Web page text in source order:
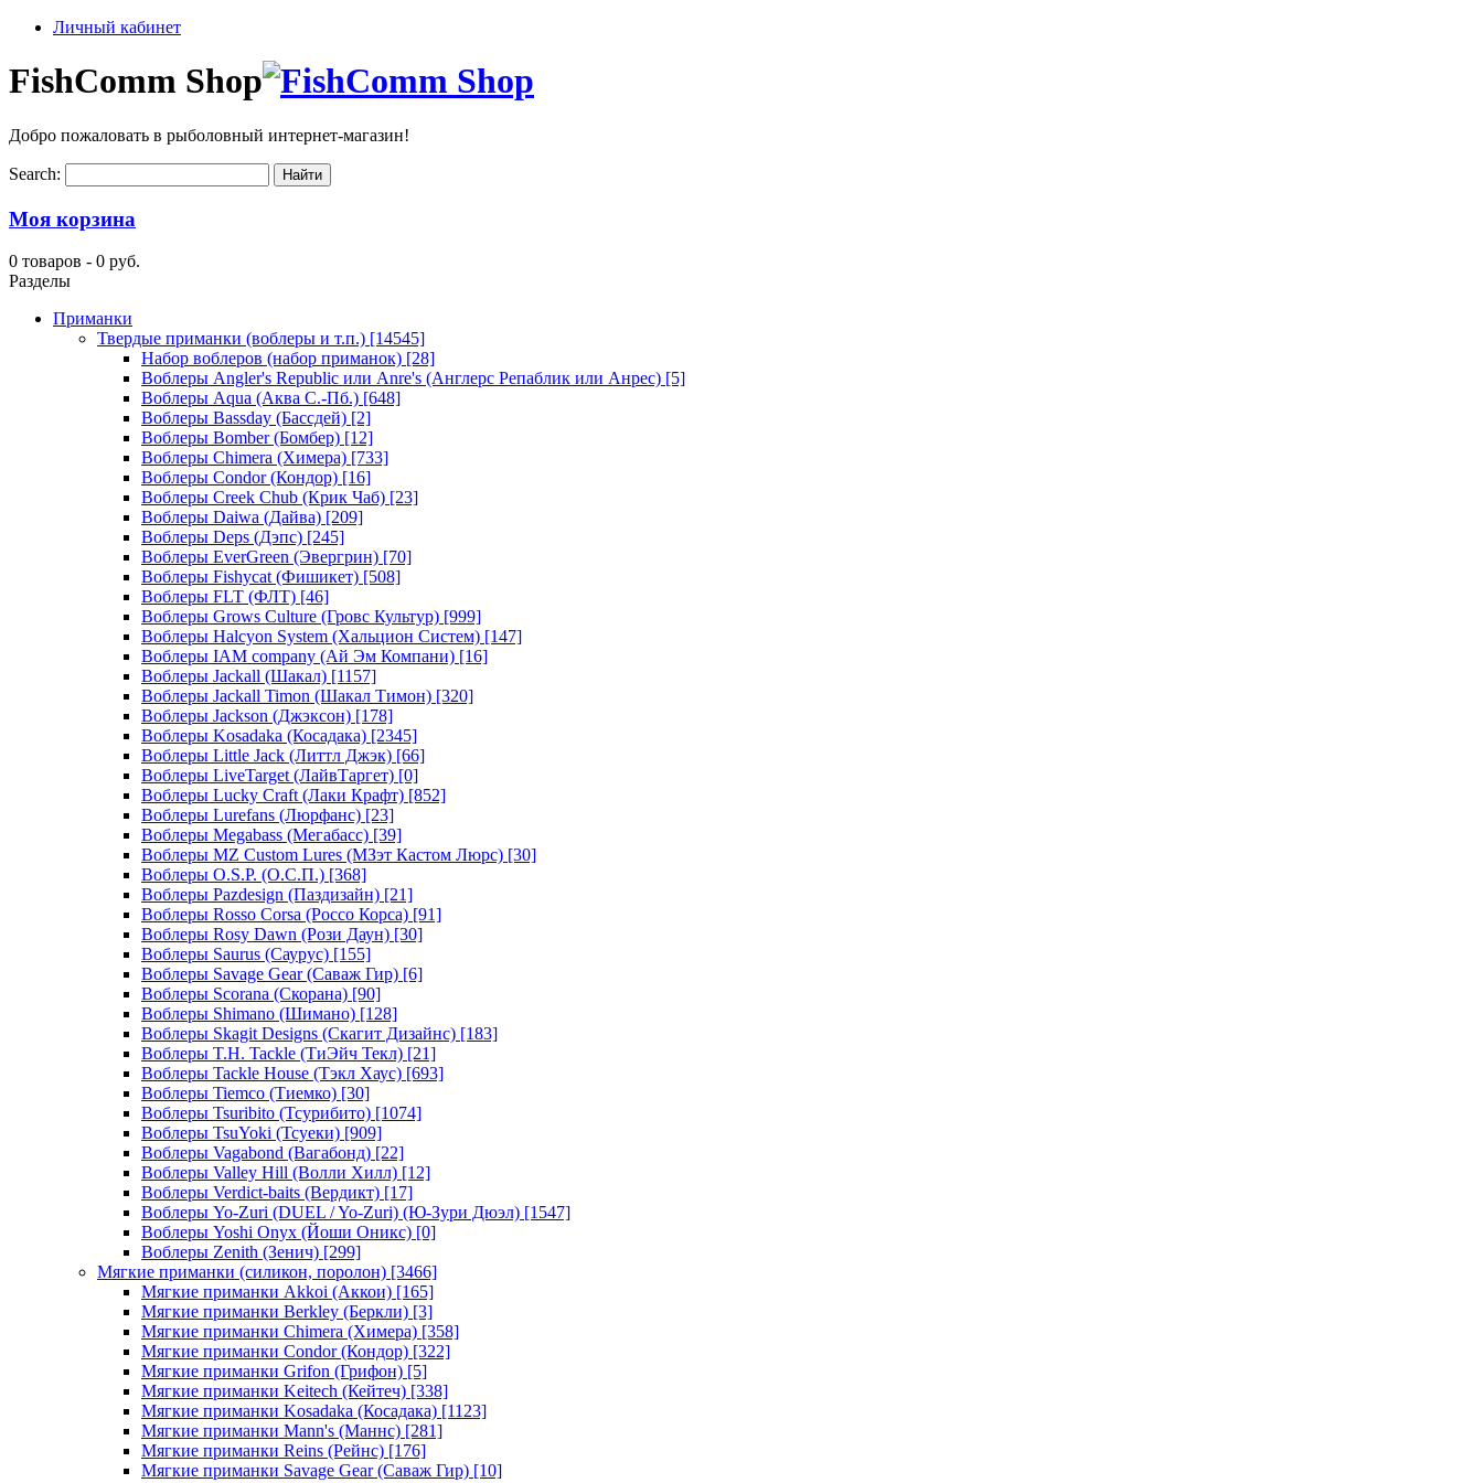
Личный кабинет
FishComm Shop
Добро пожаловать в рыболовный интернет-магазин!
Search:
Моя корзина
0 товаров - 0 руб.
Разделы
Приманки
Твердые приманки (воблеры и т.п.) [14545]
Набор воблеров (набор приманок) [28]
Воблеры Angler's Republic или Anre's (Англерс Репаблик или Анрес) [5]
Воблеры Aqua (Аква С.-Пб.) [648]
Воблеры Bassday (Бассдей) [2]
Воблеры Bomber (Бомбер) [12]
Воблеры Chimera (Химера) [733]
Воблеры Condor (Кондор) [16]
Воблеры Creek Chub (Крик Чаб) [23]
Воблеры Daiwa (Дайва) [209]
Воблеры Deps (Дэпс) [245]
Воблеры EverGreen (Эвергрин) [70]
Воблеры Fishycat (Фишикет) [508]
Воблеры FLT (ФЛТ) [46]
Воблеры Grows Culture (Гровс Культур) [999]
Воблеры Halcyon System (Хальцион Систем) [147]
Воблеры IAM company (Ай Эм Компани) [16]
Воблеры Jackall (Шакал) [1157]
Воблеры Jackall Timon (Шакал Тимон) [320]
Воблеры Jackson (Джэксон) [178]
Воблеры Kosadaka (Косадака) [2345]
Воблеры Little Jack (Литтл Джэк) [66]
Воблеры LiveTarget (ЛайвТаргет) [0]
Воблеры Lucky Craft (Лаки Крафт) [852]
Воблеры Lurefans (Люрфанс) [23]
Воблеры Megabass (Мегабасс) [39]
Воблеры MZ Custom Lures (МЗэт Кастом Люрс) [30]
Воблеры O.S.P. (О.С.П.) [368]
Воблеры Pazdesign (Паздизайн) [21]
Воблеры Rosso Corsa (Россо Корса) [91]
Воблеры Rosy Dawn (Рози Даун) [30]
Воблеры Saurus (Саурус) [155]
Воблеры Savage Gear (Саваж Гир) [6]
Воблеры Scorana (Скорана) [90]
Воблеры Shimano (Шимано) [128]
Воблеры Skagit Designs (Скагит Дизайнс) [183]
Воблеры T.H. Tackle (ТиЭйч Текл) [21]
Воблеры Tackle House (Тэкл Хаус) [693]
Воблеры Tiemco (Тиемко) [30]
Воблеры Tsuribito (Тсурибито) [1074]
Воблеры TsuYoki (Тсуеки) [909]
Воблеры Vagabond (Вагабонд) [22]
Воблеры Valley Hill (Волли Хилл) [12]
Воблеры Verdict-baits (Вердикт) [17]
Воблеры Yo-Zuri (DUEL / Yo-Zuri) (Ю-Зури Дюэл) [1547]
Воблеры Yoshi Onyx (Йоши Оникс) [0]
Воблеры Zenith (Зенич) [299]
Мягкие приманки (силикон, поролон) [3466]
Мягкие приманки Akkoi (Аккои) [165]
Мягкие приманки Berkley (Беркли) [3]
Мягкие приманки Chimera (Химера) [358]
Мягкие приманки Condor (Кондор) [322]
Мягкие приманки Grifon (Грифон) [5]
Мягкие приманки Keitech (Кейтеч) [338]
Мягкие приманки Kosadaka (Косадака) [1123]
Мягкие приманки Mann's (Маннс) [281]
Мягкие приманки Reins (Рейнс) [176]
Мягкие приманки Savage Gear (Саваж Гир) [10]